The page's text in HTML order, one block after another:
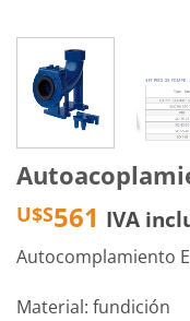
U$S561 IVA
Autocomplamiento
Material: fundición